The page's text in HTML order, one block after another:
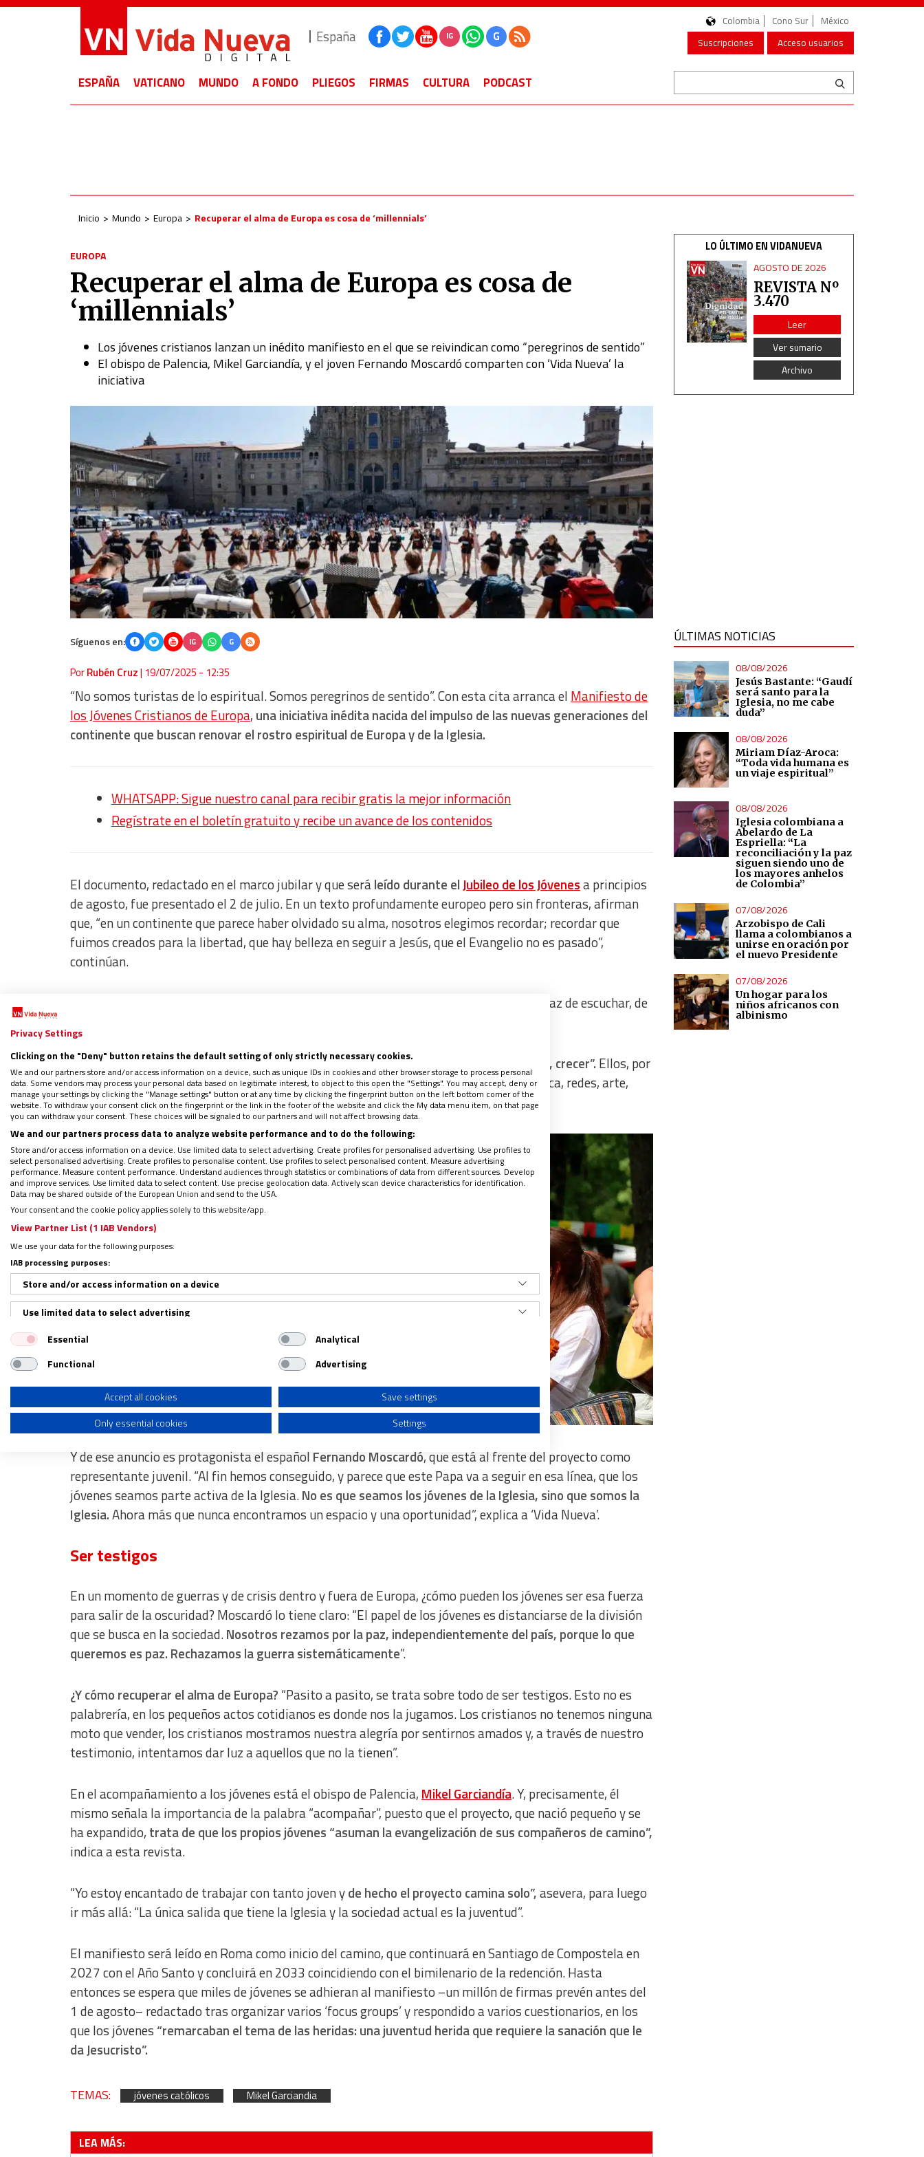
España IG G
Colombia Cono Sur
México
Suscripciones
Acceso usuarios
ESPAÑA VATICANO MUNDO A FONDO PLIEGOS FIRMAS CULTURA PODCAST
Inicio Mundo Europa Recuperar el alma de Europa es cosa de ‘millennials’
EUROPA
Recuperar el alma de Europa es cosa de
‘millennials’
Los jóvenes cristianos lanzan un inédito manifiesto en el que se reivindican como “peregrinos de sentido”
El obispo de Palencia, Mikel Garciandía, y el joven Fernando Moscardó comparten con ‘Vida Nueva’ la
iniciativa
Síguenos en: IG G
PorRubén Cruz| 19/07/2025 - 12:35
“No somos turistas de lo espiritual. Somos peregrinos de sentido”. Con esta cita arranca el Manifiesto de
los Jóvenes Cristianos de Europa, una iniciativa inédita nacida del impulso de las nuevas generaciones del
continente que buscan renovar el rostro espiritual de Europa y de la Iglesia.
WHATSAPP: Sigue nuestro canal para recibir gratis la mejor información
Regístrate en el boletín gratuito y recibe un avance de los contenidos
El documento, redactado en el marco jubilar y que seráleído durante elJubileo de los Jóvenesa principios
de agosto, fue presentado el 2 de julio. En un texto profundamente europeo pero sin fronteras, afirman
que, “en un continente que parece haber olvidado su alma, nosotros elegimos recordar; recordar que
fuimos creados para la libertad, que hay belleza en seguir a Jesús, que el Evangelio no es pasado”,
continúan.
joven, sin miedo, capaz de escuchar, de
Por eso,“pedimos a la Iglesia que confíe en nosotros; que nos deje equivocarnos, servir, crecer”. Ellos, por
su parte, eligen “anunciar. No con discursos vacíos, sino con vidas auténticas. Con música, redes, arte,
silencio, presencia. Con una fe que no impone, pero propone”.
Y de ese anuncio es protagonista el español Fernando Moscardó, que está al frente del proyecto como
representante juvenil. “Al fin hemos conseguido, y parece que este Papa va a seguir en esa línea, que los
jóvenes seamos parte activa de la Iglesia.No es que seamos los jóvenes de la Iglesia, sino que somos la
Iglesia.Ahora más que nunca encontramos un espacio y una oportunidad”, explica a ‘Vida Nueva’.
Ser testigos
En un momento de guerras y de crisis dentro y fuera de Europa, ¿cómo pueden los jóvenes ser esa fuerza
para salir de la oscuridad? Moscardó lo tiene claro: “El papel de los jóvenes es distanciarse de la división
que se busca en la sociedad.Nosotros rezamos por la paz, independientemente del país, porque lo que
queremos es paz. Rechazamos la guerra sistemáticamente”.
¿Y cómo recuperar el alma de Europa? “Pasito a pasito, se trata sobre todo de ser testigos. Esto no es
palabrería, en los pequeños actos cotidianos es donde nos la jugamos. Los cristianos no tenemos ninguna
moto que vender, los cristianos mostramos nuestra alegría por sentirnos amados y, a través de nuestro
testimonio, intentamos dar luz a aquellos que no la tienen”.
En el acompañamiento a los jóvenes está el obispo de Palencia, Mikel Garciandía. Y, precisamente, él
mismo señala la importancia de la palabra “acompañar”, puesto que el proyecto, que nació pequeño y se
ha expandido, trata de que los propios jóvenes “asuman la evangelización de sus compañeros de camino”,
indica a esta revista.
“Yo estoy encantado de trabajar con tanto joven yde hecho el proyecto camina solo”,asevera, para luego
ir más allá: “La única salida que tiene la Iglesia y la sociedad actual es la juventud”.
El manifiesto será leído en Roma como inicio del camino, que continuará en Santiago de Compostela en
2027 con el Año Santo y concluirá en 2033 coincidiendo con el bimilenario de la redención. Hasta
entonces se espera que miles de jóvenes se adhieran al manifiesto –un millón de firmas prevén antes del
1 de agosto– redactado tras organizar varios ‘focus groups’ y respondido a varios cuestionarios, en los
que los jóvenes “remarcaban el tema de las heridas: una juventud herida que requiere la sanación que le
da Jesucristo”.
TEMAS: jóvenes católicos Mikel Garciandia
LEA MÁS:
LO ÚLTIMO EN VIDANUEVA
AGOSTO DE 2026
REVISTA Nº
3.470
Leer
Ver sumario
Archivo
ÚLTIMAS NOTICIAS
08/08/2026
Jesús Bastante: “Gaudí
será santo para la
Iglesia, no me cabe
duda”
08/08/2026
Miriam Díaz-Aroca:
“Toda vida humana es
un viaje espiritual”
08/08/2026
Iglesia colombiana a
Abelardo de La
Espriella: “La
reconciliación y la paz
siguen siendo uno de
los mayores anhelos
de Colombia”
07/08/2026
Arzobispo de Cali
llama a colombianos a
unirse en oración por
el nuevo Presidente
07/08/2026
Un hogar para los
niños africanos con
albinismo
Privacy Settings
Clicking on the "Deny" button retains the default setting of only strictly necessary cookies.
We and our partners store and/or access information on a device, such as unique IDs in cookies and other browser storage to process personal
data. Some vendors may process your personal data based on legitimate interest, to object to this open the "Settings". You may accept, deny or
manage your settings by clicking the "Manage settings" button or at any time by clicking the fingerprint button on the left bottom corner of the
website. To withdraw your consent click on the fingerprint or the link in the footer of the website and click the My data menu item, on that page
you can withdraw your consent. These choices will be signaled to our partners and will not affect browsing data.
We and our partners process data to analyze website performance and to do the following:
Store and/or access information on a device. Use limited data to select advertising. Create profiles for personalised advertising. Use profiles to
select personalised advertising. Create profiles to personalise content. Use profiles to select personalised content. Measure advertising
performance. Measure content performance. Understand audiences through statistics or combinations of data from different sources. Develop
and improve services. Use limited data to select content. Use precise geolocation data. Actively scan device characteristics for identification.
Data may be shared outside of the European Union and send to the USA.
Your consent and the cookie policy applies solely to this website/app.
View Partner List (1 IAB Vendors)
We use your data for the following purposes:
IAB processing purposes:
Store and/or access information on a device
Use limited data to select advertising
Create profiles for personalised advertising
Use profiles to select personalised advertising
Create profiles to personalise content
Use profiles to select personalised content
Measure advertising performance
Measure content performance
Understand audiences through statistics or combinations of data from different sources
Use limited data to select content
IAB Special Features:
Use precise geolocation data
Identify devices based on information actively requested
Non-IAB processing purposes:
Essential
Analytical
Functional
Advertising
Accept all cookies
Save settings
Only essential cookies
Settings